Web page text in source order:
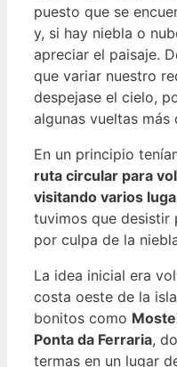
puesto que se
y, si hay niebla o
apreciar el paisaje.
que variar nuestro
despejase el cielo,
algunas vueltas más
En un principio
ruta circular para
visitando varios
tuvimos que desistir
por culpa de la
La idea inicial era
costa oeste de la
bonitos como
Ponta da Ferraria,
termas en un lugar